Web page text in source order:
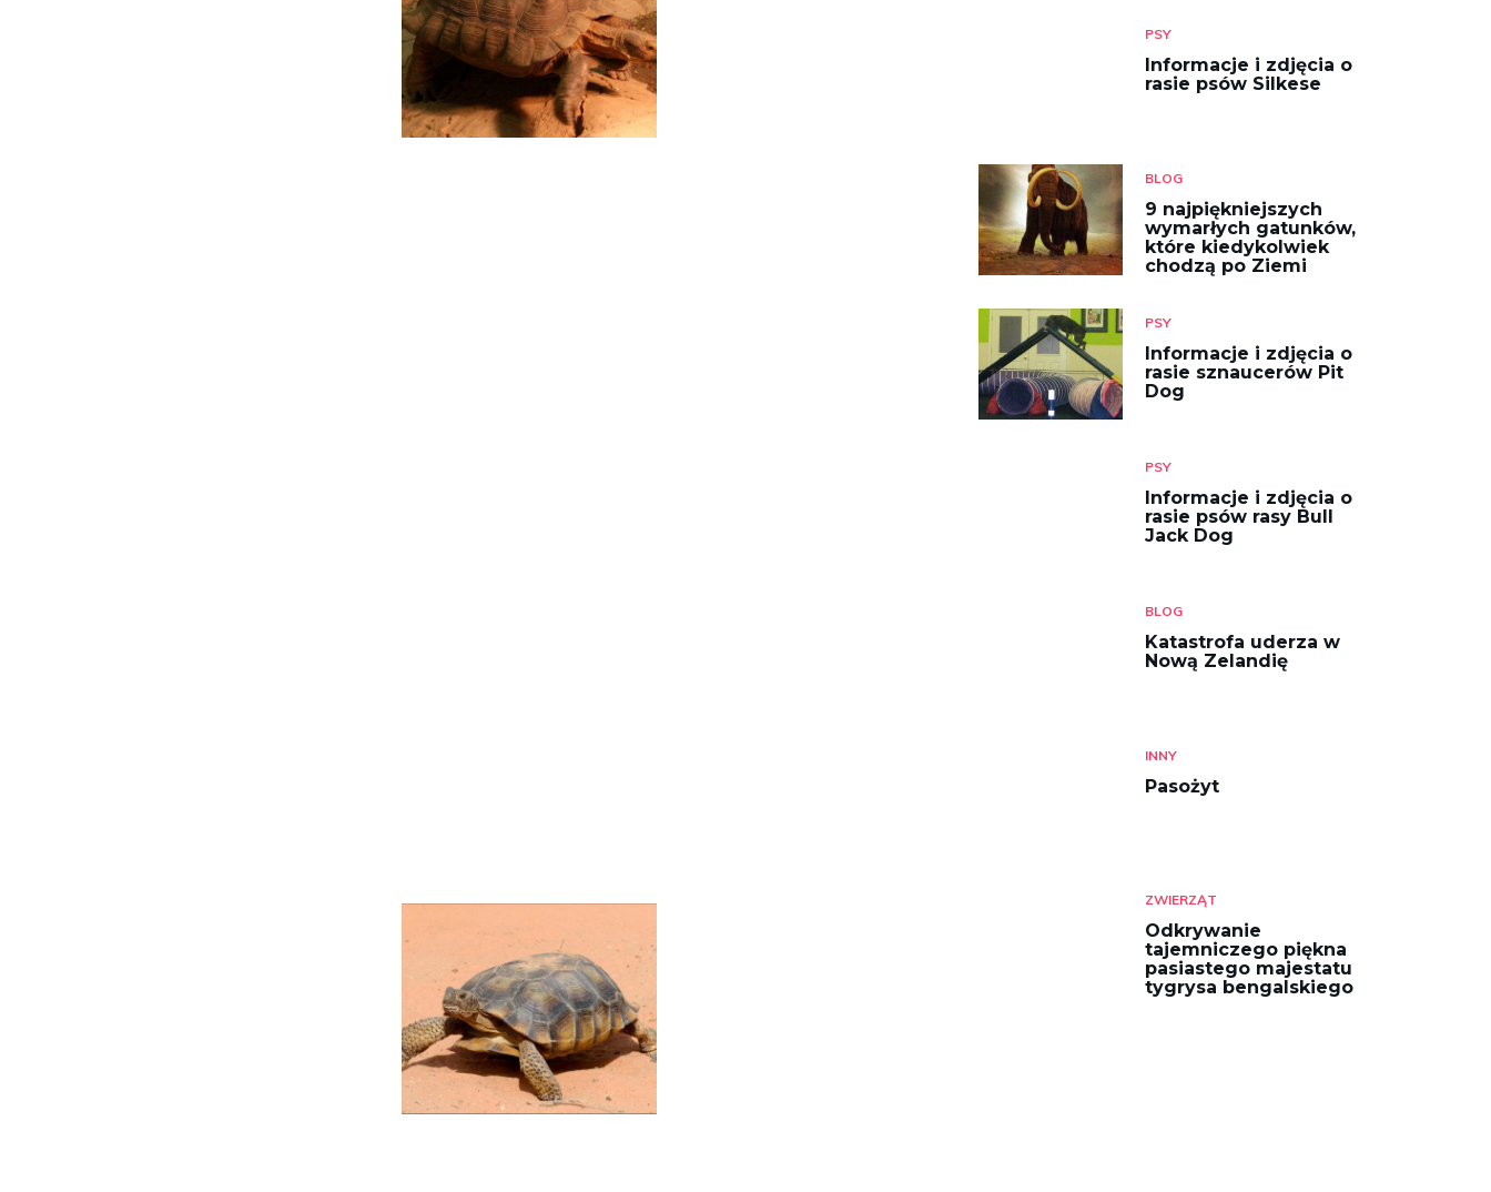
PSY
Informacje i zdjęcia o
rasie psów Silkese
BLOG
9 najpiękniejszych
wymarłych gatunków,
które kiedykolwiek
chodzą po Ziemi
PSY
Informacje i zdjęcia o
rasie sznaucerów Pit
Dog
PSY
Informacje i zdjęcia o
rasie psów rasy Bull
Jack Dog
BLOG
Katastrofa uderza w
Nową Zelandię
INNY
Pasożyt
ZWIERZĄT
Odkrywanie
tajemniczego piękna
pasiastego majestatu
tygrysa bengalskiego